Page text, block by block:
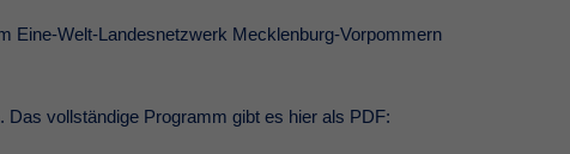
Eine-Welt-Landesnetzwerk Mecklenburg-Vorpommern
Das vollständige Programm gibt es hier als PDF: